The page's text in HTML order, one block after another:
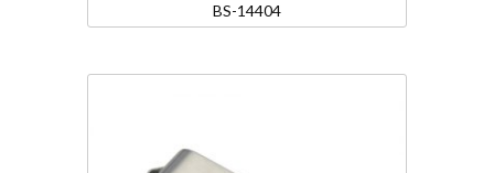
BS-14404